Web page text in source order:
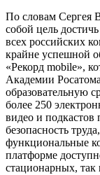
По словам Сергея
собой цель
всех российских
крайне успешной
«Рекорд mobile»,
Академии
образовательную
более 250
видео и
безопасность
функциональные
платформе
стационарных, так